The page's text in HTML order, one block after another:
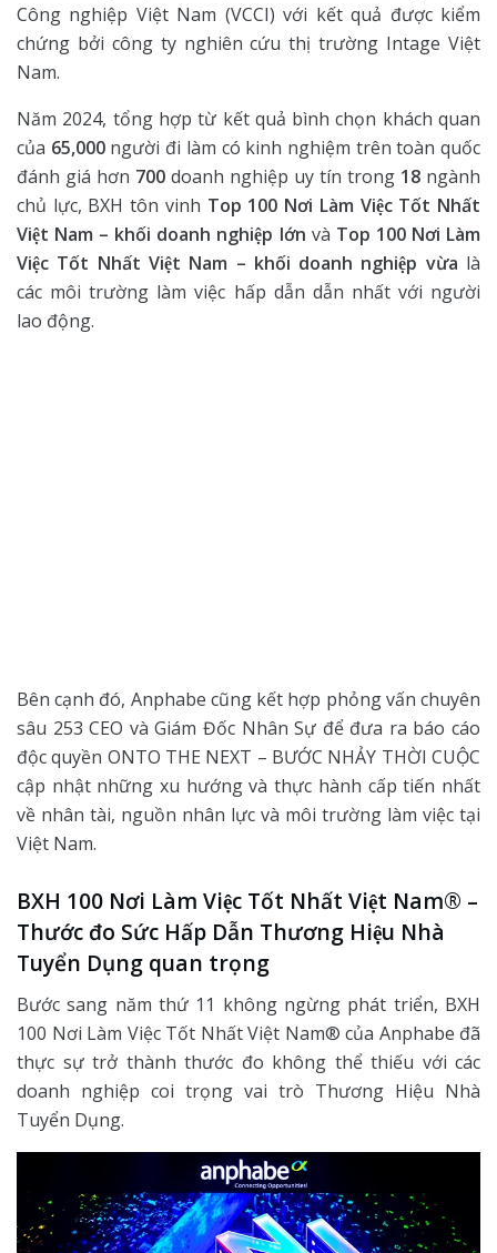
Công nghiệp Việt Nam (VCCI) với kết quả được kiểm
chứng bởi công ty nghiên cứu thị trường Intage Việt
Nam.
Năm 2024, tổng hợp từ kết quả bình chọn khách quan
của 65,000 người đi làm có kinh nghiệm trên toàn quốc
đánh giá hơn 700 doanh nghiệp uy tín trong 18 ngành
chủ lực, BXH tôn vinh Top 100 Nơi Làm Việc Tốt Nhất
Việt Nam – khối doanh nghiệp lớn và Top 100 Nơi Làm
Việc Tốt Nhất Việt Nam – khối doanh nghiệp vừa là
các môi trường làm việc hấp dẫn dẫn nhất với người
lao động.
Bên cạnh đó, Anphabe cũng kết hợp phỏng vấn chuyên
sâu 253 CEO và Giám Đốc Nhân Sự để đưa ra báo cáo
độc quyền ONTO THE NEXT – BƯỚC NHẢY THỜI CUỘC
cập nhật những xu hướng và thực hành cấp tiến nhất
về nhân tài, nguồn nhân lực và môi trường làm việc tại
Việt Nam.
BXH 100 Nơi Làm Việc Tốt Nhất Việt Nam® –
Thước đo Sức Hấp Dẫn Thương Hiệu Nhà
Tuyển Dụng quan trọng
Bước sang năm thứ 11 không ngừng phát triển, BXH
100 Nơi Làm Việc Tốt Nhất Việt Nam® của Anphabe đã
thực sự trở thành thước đo không thể thiếu với các
doanh nghiệp coi trọng vai trò Thương Hiệu Nhà
Tuyển Dụng.